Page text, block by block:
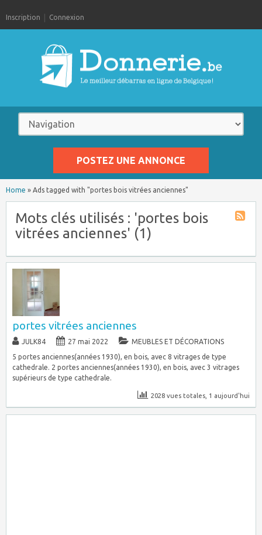
Inscription Connexion
POSTEZ UNE ANNONCE
Home » Ads tagged with "portes bois vitrées anciennes"
Mots clés utilisés : 'portes bois
vitrées anciennes' (1)
portes vitrées anciennes
JULK84 27 mai 2022
MEUBLES ET DÉCORATIONS
5 portes anciennes(années 1930), en bois, avec 8 vitrages de type
cathedrale. 2 portes anciennes(années 1930), en bois, avec 3 vitrages
supérieurs de type cathedrale.
2028 vues totales, 1 aujourd'hui